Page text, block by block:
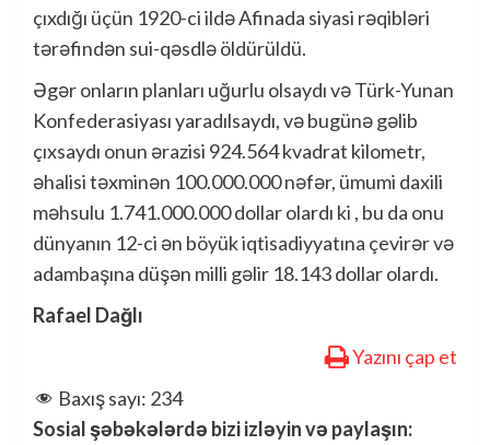
çıxdığı üçün 1920-ci ildə Afinada siyasi rəqibləri
tərəfindən sui-qəsdlə öldürüldü.
Əgər onların planları uğurlu olsaydı və Türk-Yunan
Konfederasiyası yaradılsaydı, və bugünə gəlib
çıxsaydı onun ərazisi 924.564 kvadrat kilometr,
əhalisi təxminən 100.000.000 nəfər, ümumi daxili
məhsulu 1.741.000.000 dollar olardı ki , bu da onu
dünyanın 12-ci ən böyük iqtisadiyyatına çevirər və
adambaşına düşən milli gəlir 18.143 dollar olardı.
Rafael Dağlı
Yazını çap et
Baxış sayı: 234
Sosial şəbəkələrdə bizi izləyin və paylaşın: